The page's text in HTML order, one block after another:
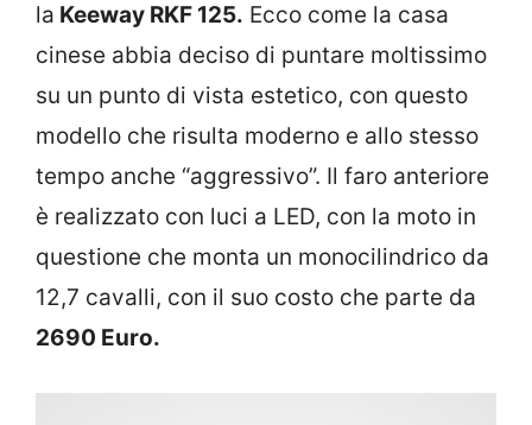
la Keeway RKF 125. Ecco come la casa
cinese abbia deciso di puntare moltissimo
su un punto di vista estetico, con questo
modello che risulta moderno e allo stesso
tempo anche “aggressivo”. Il faro anteriore
è realizzato con luci a LED, con la moto in
questione che monta un monocilindrico da
12,7 cavalli, con il suo costo che parte da
2690 Euro.